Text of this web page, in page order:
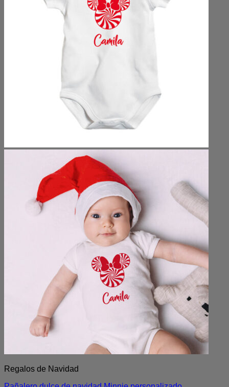
Regalos de Navidad